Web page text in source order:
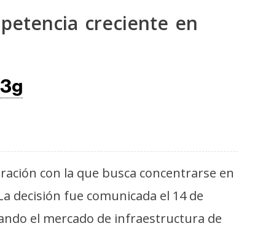
creciente en
con la que busca concentrarse en
decisión fue comunicada el 14 de
el mercado de infraestructura de